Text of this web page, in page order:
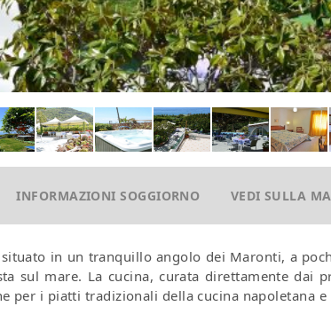
INFORMAZIONI SOGGIORNO VEDI SULLA
situato in un tranquillo angolo dei Maronti, a
sul mare. La cucina, curata direttamente dai
per i piatti tradizionali della cucina napoletana